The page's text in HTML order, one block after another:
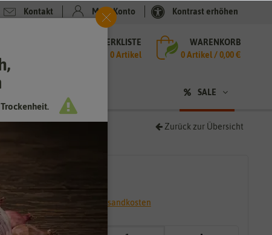
Kontakt Mein Konto Kontrast erhöhen
MERKLISTE
0 Artikel
WARENKORB
0Artikel /0,00 €
SALE
Zurück zur Übersicht
* inkl. 7% MwSt. zzgl. Versandkosten